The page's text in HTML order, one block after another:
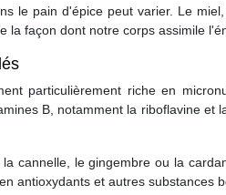
le pain d'épice peut varier. Le
façon dont notre corps assimile
particulièrement riche en
B, notamment la riboflavine
cannelle, le gingembre ou la
antioxydants et autres substances